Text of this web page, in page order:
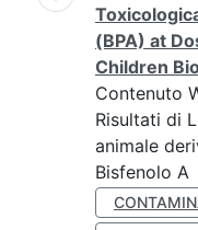
(BPA) at
Children
Contenuto
Risultati di
animale
Bisfenolo A